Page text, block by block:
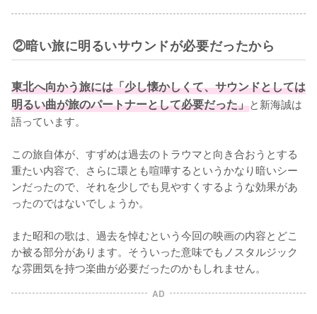
②暗い旅に明るいサウンドが必要だったから
東北へ向かう旅には「少し懐かしくて、サウンドとしては
明るい曲が旅のパートナーとして必要だった」と新海誠は
語っています。
この旅自体が、すずめは過去のトラウマと向き合おうとする
重たい内容で、さらに環とも喧嘩するというかなり暗いシー
ンだったので、それを少しでも見やすくするような効果があ
ったのではないでしょうか。
また昭和の歌は、過去を悼むという今回の映画の内容とどこ
か被る部分があります。そういった意味でもノスタルジック
な雰囲気を持つ楽曲が必要だったのかもしれません。
AD